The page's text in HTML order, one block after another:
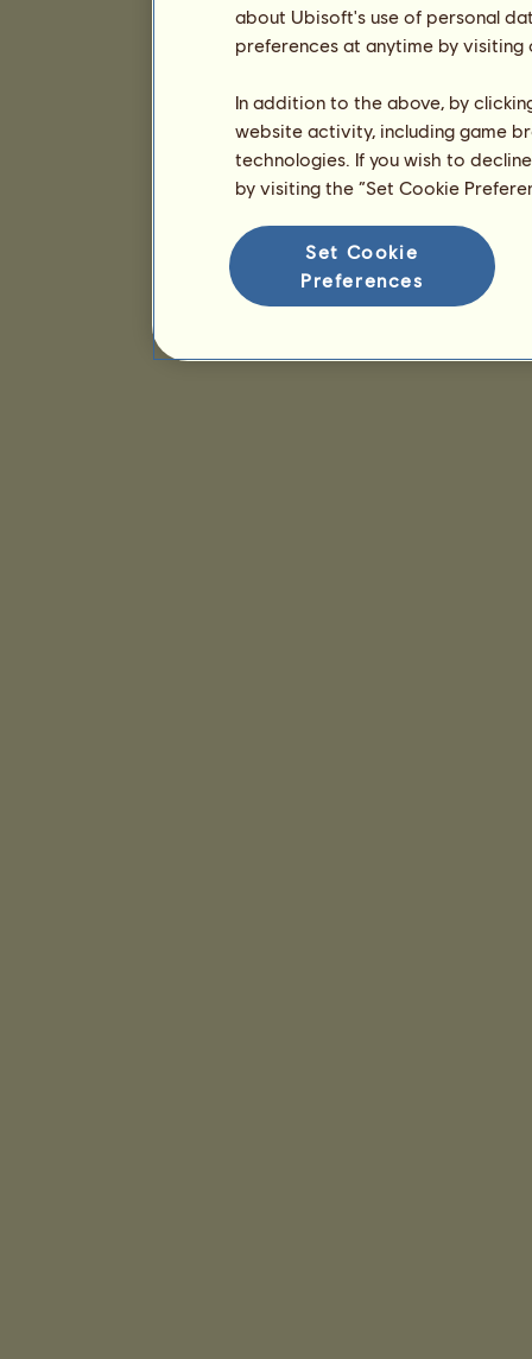
about Ubisoft's use of personal
preferences at anytime by
In addition to the above, by
website activity, including game
technologies. If you wish to
by visiting the “Set Cookie
Set Cookie
Preferences